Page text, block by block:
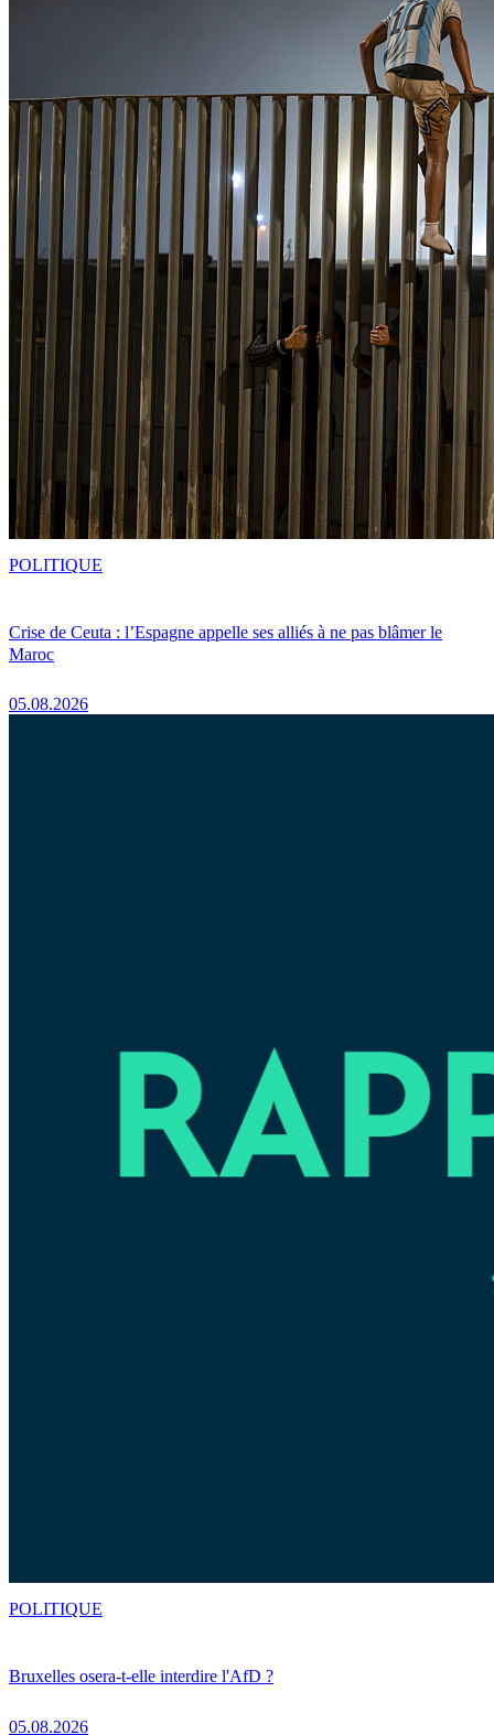
Crise de Ceuta : l’Espagne appelle ses alliés à ne pas blâmer le
Maroc
05.08.2026
POLITIQUE
Bruxelles osera-t-elle interdire l'AfD ?
05.08.2026
POLITIQUE